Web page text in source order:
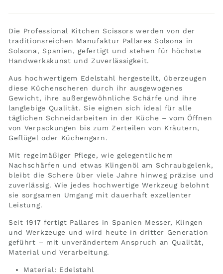
Die Professional Kitchen Scissors werden von der
traditionsreichen Manufaktur Pallares Solsona in
Solsona, Spanien, gefertigt und stehen für höchste
Handwerkskunst und Zuverlässigkeit.
Aus hochwertigem Edelstahl hergestellt, überzeugen
diese Küchenscheren durch ihr ausgewogenes
Gewicht, ihre außergewöhnliche Schärfe und ihre
langlebige Qualität. Sie eignen sich ideal für alle
täglichen Schneidarbeiten in der Küche – vom Öffnen
von Verpackungen bis zum Zerteilen von Kräutern,
Geflügel oder Küchengarn.
Mit regelmäßiger Pflege, wie gelegentlichem
Nachschärfen und etwas Klingenöl am Schraubgelenk,
bleibt die Schere über viele Jahre hinweg präzise und
zuverlässig. Wie jedes hochwertige Werkzeug belohnt
sie sorgsamen Umgang mit dauerhaft exzellenter
Leistung.
Seit 1917 fertigt Pallares in Spanien Messer, Klingen
und Werkzeuge und wird heute in dritter Generation
geführt – mit unverändertem Anspruch an Qualität,
Material und Verarbeitung.
Material: Edelstahl